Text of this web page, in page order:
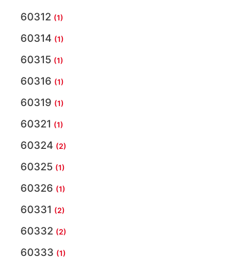
60312 (1)
60314 (1)
60315 (1)
60316 (1)
60319 (1)
60321 (1)
60324 (2)
60325 (1)
60326 (1)
60331 (2)
60332 (2)
60333 (1)